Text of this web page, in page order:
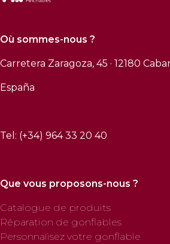
Où sommes-nous ?
Carretera Zaragoza, 45 · 12180
España
Tel: (+34) 964 33 20 40
Que vous proposons-nous ?
Catalogue de produits
Réparation de gonflables
Personnalisez votre gonflable